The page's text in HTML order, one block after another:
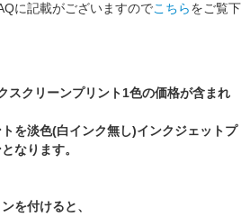
に記載がございますのでこちらをご覧下
スクリーンプリント1色の価格が含まれ
を淡色(白インク無し)インクジェットプ
なります。
を付けると、